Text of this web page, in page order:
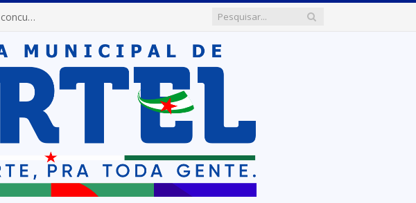
Prefeitura de Portel prorroga inscrições e altera horários dos concursos “Musa” e “Miss Mix Verão 2026”